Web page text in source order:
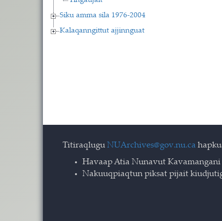
Siku amma sila 1976-2004
Kalaqanngittut ajjinnguat
Titiraqlugu NUArchives@gov.nu.ca
Havaap Atia Nunavut Kavamangani
Nakuuqpiaqtun piksat pijait